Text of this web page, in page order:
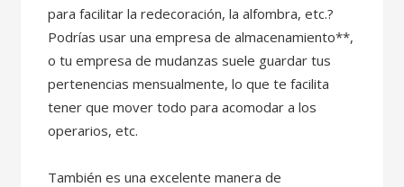
para facilitar la redecoración, la alfombra, etc.?
Podrías usar una empresa de almacenamiento**,
o tu empresa de mudanzas suele guardar tus
pertenencias mensualmente, lo que te facilita
tener que mover todo para acomodar a los
operarios, etc.
También es una excelente manera de